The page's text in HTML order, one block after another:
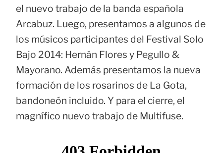
el nuevo trabajo de la banda española
Arcabuz. Luego, presentamos a algunos de
los músicos participantes del Festival Solo
Bajo 2014: Hernán Flores y Pegullo &
Mayorano. Además presentamos la nueva
formación de los rosarinos de La Gota,
bandoneón incluido. Y para el cierre, el
magnífico nuevo trabajo de Multifuse.